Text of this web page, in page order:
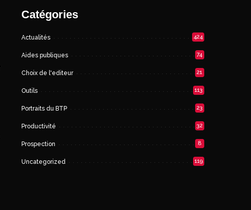
Catégories
Actualités 424
Aides publiques 74
Choix de l'editeur 21
Outils 113
Portraits du BTP 23
Productivité 32
Prospection 8
Uncategorized 119